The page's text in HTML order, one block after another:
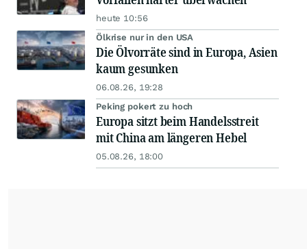
heute 10:56
Ölkrise nur in den USA
Die Ölvorräte sind in Europa, Asien
kaum gesunken
06.08.26, 19:28
Peking pokert zu hoch
Europa sitzt beim Handelsstreit
mit China am längeren Hebel
05.08.26, 18:00